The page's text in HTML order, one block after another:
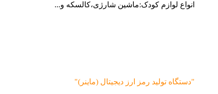
انواع لوازم کودک:ماشین شارژی،کالسکه و...
"دستگاه تولید رمز ارز دیجیتال (ماینر)"